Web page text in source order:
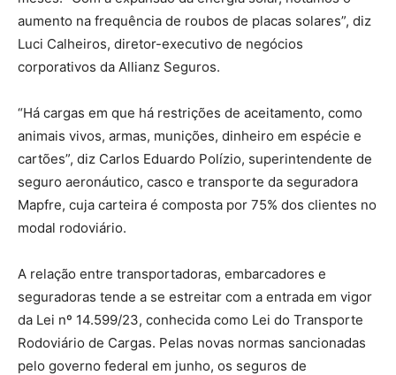
aumento na frequência de roubos de placas solares”, diz
Luci Calheiros, diretor-executivo de negócios
corporativos da Allianz Seguros.
“Há cargas em que há restrições de aceitamento, como
animais vivos, armas, munições, dinheiro em espécie e
cartões”, diz Carlos Eduardo Polízio, superintendente de
seguro aeronáutico, casco e transporte da seguradora
Mapfre, cuja carteira é composta por 75% dos clientes no
modal rodoviário.
A relação entre transportadoras, embarcadores e
seguradoras tende a se estreitar com a entrada em vigor
da Lei nº 14.599/23, conhecida como Lei do Transporte
Rodoviário de Cargas. Pelas novas normas sancionadas
pelo governo federal em junho, os seguros de